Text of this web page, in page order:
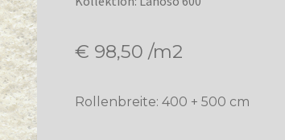
€ 98,50 /m2
Rollenbreite: 400 + 500 cm